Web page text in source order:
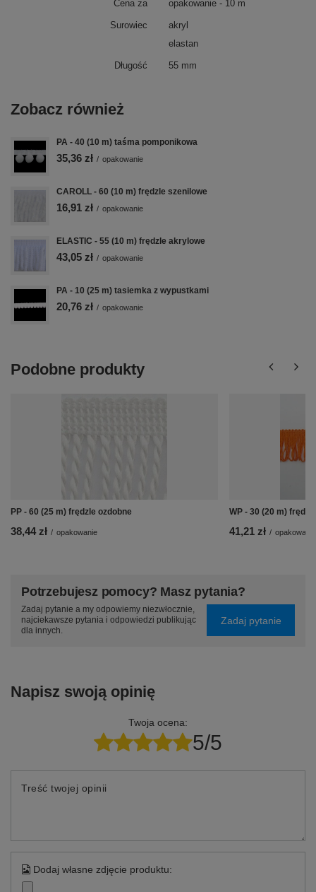
Cena za opakowanie - 10 m
Surowiec
akryl
elastan
Długość 55 mm
Zobacz również
PA - 40 (10 m) taśma pomponikowa
35,36 zł / opakowanie
CAROLL - 60 (10 m) frędzle szenilowe
16,91 zł / opakowanie
ELASTIC - 55 (10 m) frędzle akrylowe
43,05 zł / opakowanie
PA - 10 (25 m) tasiemka z wypustkami
20,76 zł / opakowanie
Podobne produkty
PP - 60 (25 m) frędzle ozdobne
38,44 zł / opakowanie
WP - 30 (20 m)
41,21 zł / opakowanie
Potrzebujesz pomocy? Masz pytania?
Zadaj pytanie a my odpowiemy niezwłocznie,
najciekawsze pytania i odpowiedzi publikując
dla innych.
Zadaj pytanie
Napisz swoją opinię
Twoja ocena:
5/5
Treść twojej opinii
Dodaj własne zdjęcie produktu: